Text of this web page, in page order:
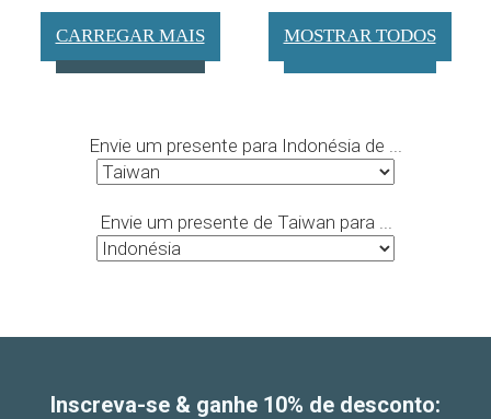
CARREGAR MAIS MOSTRAR TODOS
Envie um presente para Indonésia de ...
Envie um presente de Taiwan para ...
Inscreva-se & ganhe 10% de desconto: